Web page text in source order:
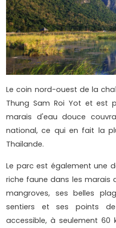
Le coin nord-ouest de la
Thung Sam Roi Yot et est
marais d'eau douce
national, ce qui en fait la
Thaïlande.
Le parc est également une
riche faune dans les marais
mangroves, ses belles
sentiers et ses points
accessible, à seulement